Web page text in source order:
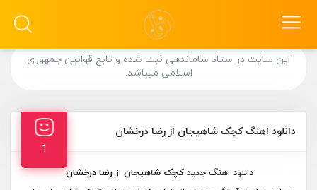
این سایت در ستاد ساماندهی ثبت شده و تابع قوانین جمهوری
اسلامی میباشد.
دانلود اهنگ کچک شاهیجان از رضا درخشان
1
دانلود اهنگ جدیدکچک شاهیجان ازرضا درخشان